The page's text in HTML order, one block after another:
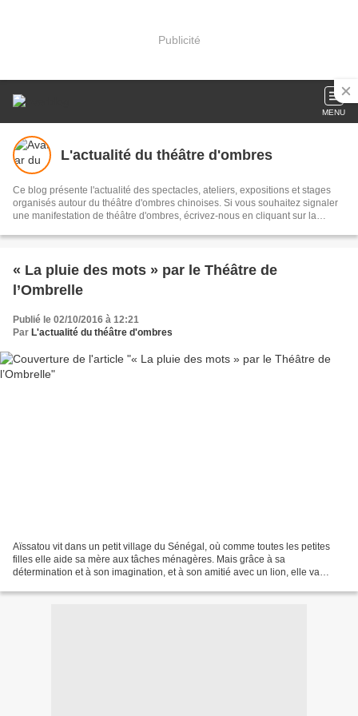
Publicité
MENU
L'actualité du théâtre d'ombres
Ce blog présente l'actualité des spectacles, ateliers, expositions et stages
organisés autour du théâtre d'ombres chinoises. Si vous souhaitez signaler
une manifestation de théâtre d'ombres, écrivez-nous en cliquant sur la
« La pluie des mots » par le Théâtre de
l’Ombrelle
Publié le 02/10/2016 à 12:21
Par L'actualité du théâtre d'ombres
Aïssatou vit dans un petit village du Sénégal, où comme toutes les petites
filles elle aide sa mère aux tâches ménagères. Mais grâce à sa
détermination et à son imagination, et à son amitié avec un lion, elle va